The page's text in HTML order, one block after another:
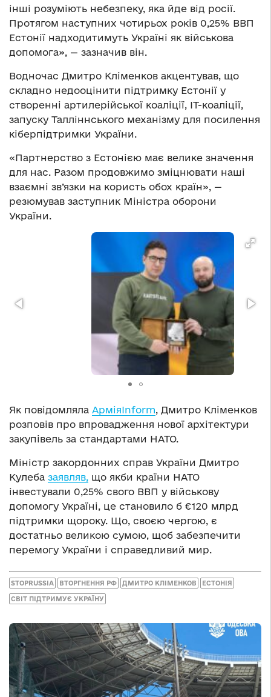
інші розуміють небезпеку, яка йде від росії.
Протягом наступних чотирьох років 0,25% ВВП
Естонії надходитимуть Україні як військова
допомога», — зазначив він.
Водночас Дмитро Кліменков акцентував, що
складно недооцінити підтримку Естонії у
створенні артилерійської коаліції, ІТ-коаліції,
запуску Талліннського механізму для посилення
кіберпідтримки України.
«Партнерство з Естонією має велике значення
для нас. Разом продовжимо зміцнювати наші
взаємні зв’язки на користь обох країн», —
резюмував заступник Міністра оборони
України.
Як повідомляла АрміяInform, Дмитро Кліменков
розповів про впровадження нової архітектури
закупівель за стандартами НАТО.
Міністр закордонних справ України Дмитро
Кулеба заявляв, що якби країни НАТО
інвестували 0,25% свого ВВП у військову
допомогу Україні, це становило б €120 млрд
підтримки щороку. Що, своєю чергою, є
достатньо великою сумою, щоб забезпечити
перемогу України і справедливий мир.
STOPRUSSIA ВТОРГНЕННЯ РФ ДМИТРО КЛІМЕНКОВ ЕСТОНІЯ
СВІТ ПІДТРИМУЄ УКРАЇНУ